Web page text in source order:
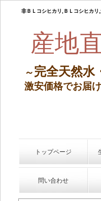
非ＢＬコシヒカリ,ＢＬコシヒカ
産地
～完全天然水
激安価格でお届
トップページ
問い合わせ